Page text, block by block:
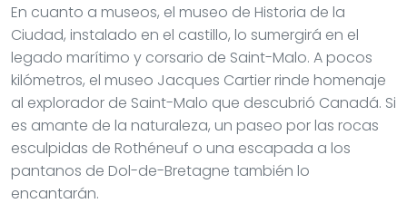
En cuanto a museos, el museo de Historia de la
Ciudad, instalado en el castillo, lo sumergirá en el
legado marítimo y corsario de Saint-Malo. A pocos
kilómetros, el museo Jacques Cartier rinde homenaje
al explorador de Saint-Malo que descubrió Canadá. Si
es amante de la naturaleza, un paseo por las rocas
esculpidas de Rothéneuf o una escapada a los
pantanos de Dol-de-Bretagne también lo
encantarán.